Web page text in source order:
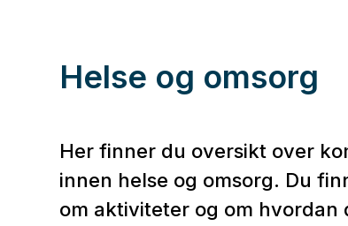
Helse og omsorg
Her finner du oversikt over
innen helse og omsorg. Du
om aktiviteter og om hvordan